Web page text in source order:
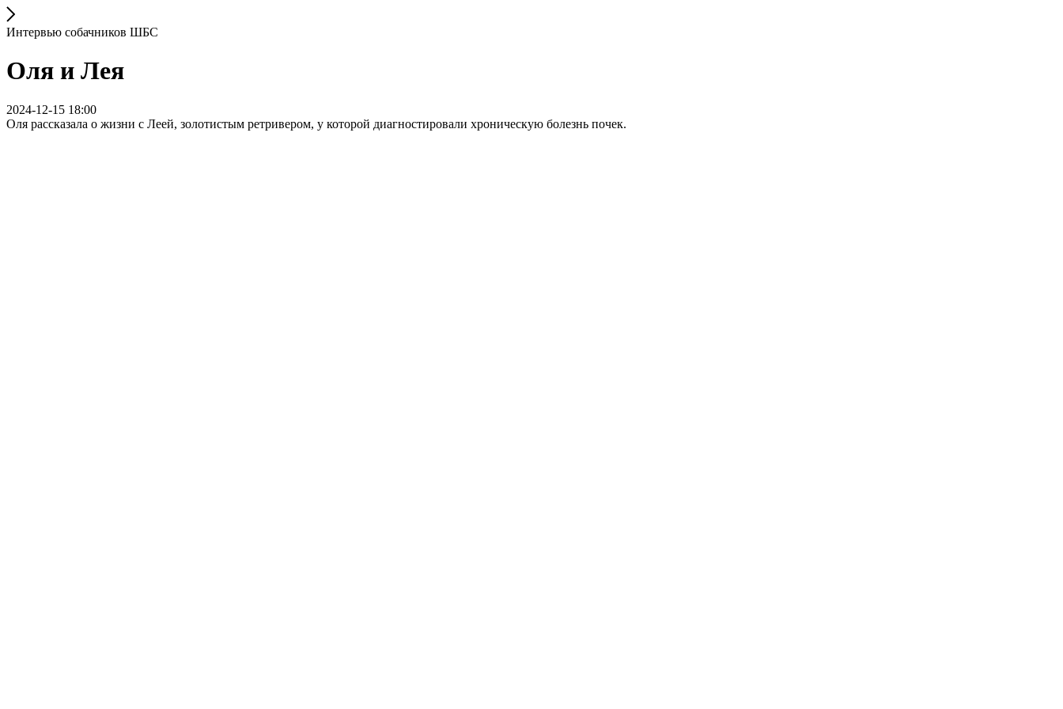
Интервью собачников ШБС
Оля и Лея
2024-12-15 18:00
Оля рассказала о жизни с Леей, золотистым ретривером, у которой диагностировали хроническую болезнь почек.